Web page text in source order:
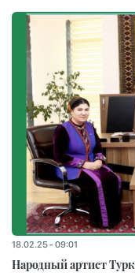
18.02.25 - 09:01
Народный артист